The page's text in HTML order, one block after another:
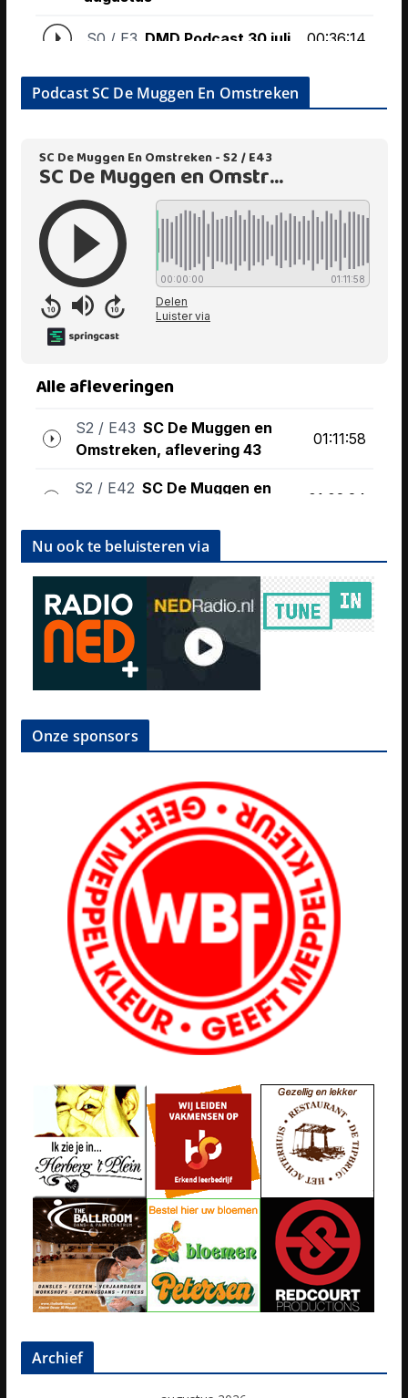
Podcast SC De Muggen En Omstreken
Nu ook te beluisteren via
Onze sponsors
Archief